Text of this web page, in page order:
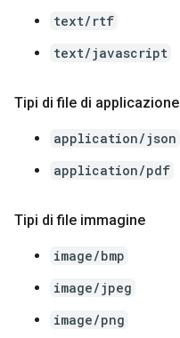
text/rtf
text/javascript
Tipi di file di applicazione
application/json
application/pdf
Tipi di file immagine
image/bmp
image/jpeg
image/png